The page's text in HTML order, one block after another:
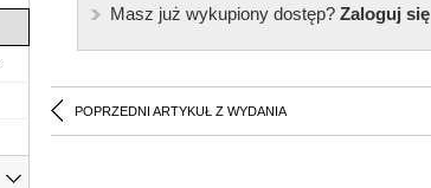
Masz już wykupiony dostęp?Zaloguj się
POPRZEDNI ARTYKUŁ Z WYDANIA